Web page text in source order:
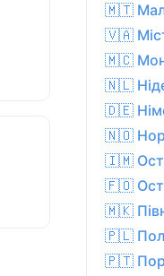
🇲🇹
🇻🇦
🇲🇨
🇳🇱
🇩🇪
🇳🇴
🇮🇲
🇫🇴
🇲🇰
🇵🇱
🇵🇹